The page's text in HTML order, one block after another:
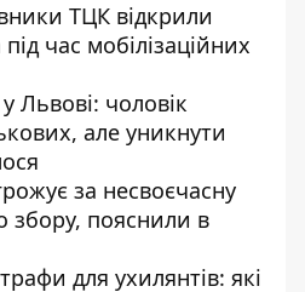
ТЦК відкрили
час мобілізаційних
Львові: чоловік
але уникнути
за несвоєчасну
збору, пояснили в
для ухилянтів: які